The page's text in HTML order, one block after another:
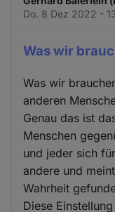
Do. 8 Dez 2022 -
Was wir
Was wir
anderen
Genau das ist
Menschen
und jeder sich
andere und
Wahrheit
Diese